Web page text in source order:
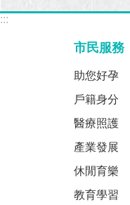
:::
市民服務
助您好孕
戶籍身分
醫療照護
產業發展
休閒育樂
教育學習